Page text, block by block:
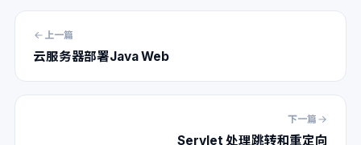
上一篇
云服务器部署Java Web
下一篇
Servlet 处理跳转和重定向